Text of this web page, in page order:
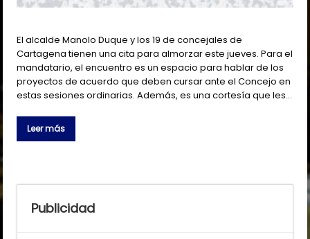
El alcalde Manolo Duque y los 19 de concejales de
Cartagena tienen una cita para almorzar este jueves. Para el
mandatario, el encuentro es un espacio para hablar de los
proyectos de acuerdo que deben cursar ante el Concejo en
estas sesiones ordinarias. Además, es una cortesía que les…
Leer más
Publicidad